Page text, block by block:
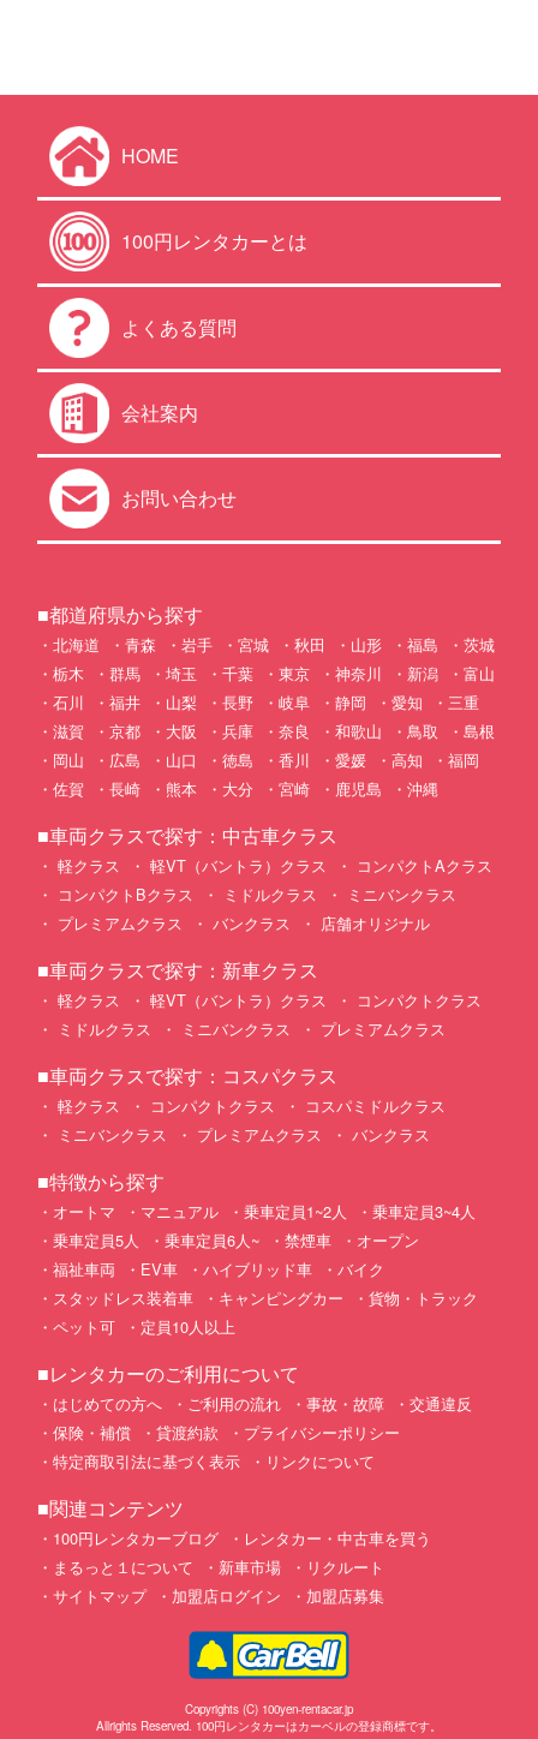
HOME
100円レンタカーとは
よくある質問
会社案内
お問い合わせ
■都道府県から探す
北海道 青森 岩手 宮城 秋田 山形 福島
茨城
栃木
群馬 埼玉 千葉 東京 神奈川 新潟
富山
石川
福井 山梨 長野 岐阜 静岡 愛知
三重
滋賀
京都 大阪 兵庫 奈良 和歌山 鳥取
島根
岡山
広島 山口 徳島 香川 愛媛 高知
福岡
佐賀
長崎 熊本 大分 宮崎 鹿児島 沖縄
■車両クラスで探す：中古車クラス
軽クラス 軽VT（バントラ）クラス
コンパクトAクラス
コンパクトBクラス
ミドルクラス
ミニバンクラス
プレミアムクラス
バンクラス 店舗オリジナル
■車両クラスで探す：新車クラス
軽クラス 軽VT（バントラ）クラス
コンパクトクラス
ミドルクラス
ミニバンクラス プレミアムクラス
■車両クラスで探す：コスパクラス
軽クラス コンパクトクラス
コスパミドルクラス
ミニバンクラス
プレミアムクラス バンクラス
■特徴から探す
オートマ マニュアル 乗車定員1~2人
乗車定員3~4人
乗車定員5人
乗車定員6人~ 禁煙車
オープン
福祉車両
EV車 ハイブリッド車
バイク
スタッドレス装着車
キャンピングカー
貨物・トラック
ペット可
定員10人以上
■レンタカーのご利用について
はじめての方へ ご利用の流れ 事故・故障
交通違反
保険・補償
貸渡約款
プライバシーポリシー
特定商取引法に基づく表示
リンクについて
■関連コンテンツ
100円レンタカーブログ
レンタカー・中古車を買う
まるっと１について
新車市場
リクルート
サイトマップ
加盟店ログイン 加盟店募集
Copyrights (C) 100yen-rentacar.jp
Allrights Reserved. 100円レンタカーはカーベルの登録商標です。